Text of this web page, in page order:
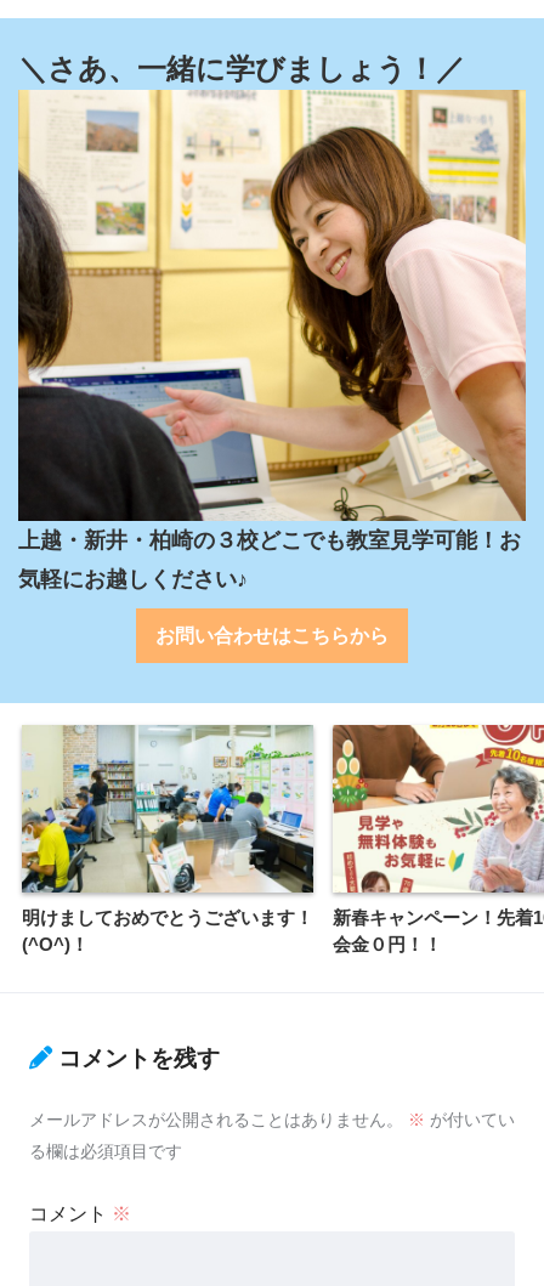
＼さあ、一緒に学びましょう！／
上越・新井・柏崎の３校どこでも教室見学可能！お
気軽にお越しください♪
お問い合わせはこちらから
明けましておめでとうございます！
(^O^)！
新春キャンペーン！先着
会金０円！！
コメントを残す
メールアドレスが公開されることはありません。 ※ が付いてい
る欄は必須項目です
コメント ※